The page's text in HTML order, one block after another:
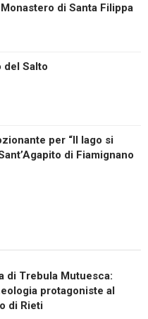
di Santa Filippa
del Salto
per “Il lago si
di Fiamignano
di Trebula Mutuesca:
protagoniste al
di Rieti